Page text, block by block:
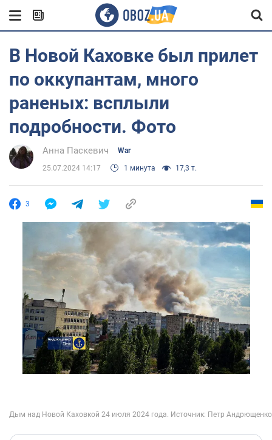
В Новой Каховке был прилет
по оккупантам, много
раненых: всплыли
подробности. Фото
Анна Паскевич War
25.07.2024 14:17 1 минута 17,3 т.
3